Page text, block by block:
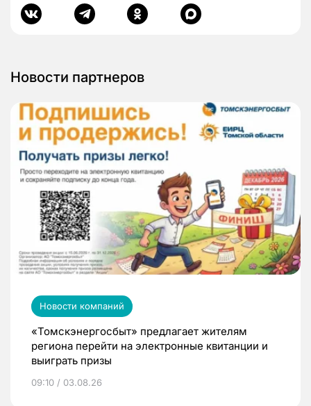
Новости партнеров
Новости компаний
«Томскэнергосбыт» предлагает жителям
региона перейти на электронные квитанции и
выиграть призы
09:10 / 03.08.26